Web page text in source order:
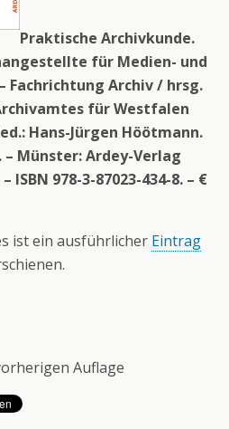
Praktische Archivkunde.
für Medien- und
Archiv / hrsg.
für Westfalen
Hans-Jürgen Höötmann.
Münster: Ardey-Verlag
ISBN 978-3-87023-434-8. – €
ist ein ausführlicher Eintrag
Auflage